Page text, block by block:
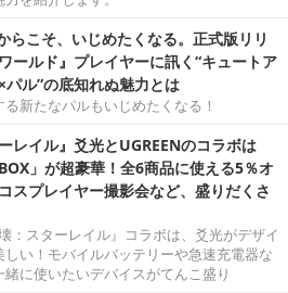
らこそ、いじめたくなる。正式版リリ
ールド』プレイヤーに訊く“キュートア
パル”の底知れぬ魅力とは
新たなパルもいじめたくなる！
レイル』爻光とUGREENのコラボは
」が超豪華！全6商品に使える5％オ
スプレイヤー撮影会など、盛りだくさ
：スターレイル』コラボは、爻光がデザイ
しい！モバイルバッテリーや急速充電器な
緒に使いたいデバイスがてんこ盛り